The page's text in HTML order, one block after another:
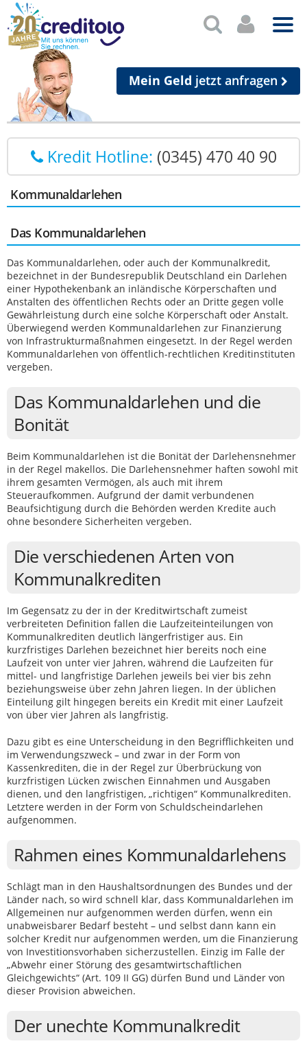
Mein Geld jetzt anfragen
Kredit Hotline: (0345) 470 40 90
Kommunaldarlehen
Das Kommunaldarlehen
Das Kommunaldarlehen, oder auch der Kommunalkredit,
bezeichnet in der Bundesrepublik Deutschland ein Darlehen
einer Hypothekenbank an inländische Körperschaften und
Anstalten des öffentlichen Rechts oder an Dritte gegen volle
Gewährleistung durch eine solche Körperschaft oder Anstalt.
Überwiegend werden Kommunaldarlehen zur Finanzierung
von Infrastrukturmaßnahmen eingesetzt. In der Regel werden
Kommunaldarlehen von öffentlich-rechtlichen Kreditinstituten
vergeben.
Das Kommunaldarlehen und die
Bonität
Beim Kommunaldarlehen ist die Bonität der Darlehensnehmer
in der Regel makellos. Die Darlehensnehmer haften sowohl mit
ihrem gesamten Vermögen, als auch mit ihrem
Steueraufkommen. Aufgrund der damit verbundenen
Beaufsichtigung durch die Behörden werden Kredite auch
ohne besondere Sicherheiten vergeben.
Die verschiedenen Arten von
Kommunalkrediten
Im Gegensatz zu der in der Kreditwirtschaft zumeist
verbreiteten Definition fallen die Laufzeiteinteilungen von
Kommunalkrediten deutlich längerfristiger aus. Ein
kurzfristiges Darlehen bezeichnet hier bereits noch eine
Laufzeit von unter vier Jahren, während die Laufzeiten für
mittel- und langfristige Darlehen jeweils bei vier bis zehn
beziehungsweise über zehn Jahren liegen. In der üblichen
Einteilung gilt hingegen bereits ein Kredit mit einer Laufzeit
von über vier Jahren als langfristig.
Dazu gibt es eine Unterscheidung in den Begrifflichkeiten und
im Verwendungszweck – und zwar in der Form von
Kassenkrediten, die in der Regel zur Überbrückung von
kurzfristigen Lücken zwischen Einnahmen und Ausgaben
dienen, und den langfristigen, „richtigen“ Kommunalkrediten.
Letztere werden in der Form von Schuldscheindarlehen
aufgenommen.
Rahmen eines Kommunaldarlehens
Schlägt man in den Haushaltsordnungen des Bundes und der
Länder nach, so wird schnell klar, dass Kommunaldarlehen im
Allgemeinen nur aufgenommen werden dürfen, wenn ein
unabweisbarer Bedarf besteht – und selbst dann kann ein
solcher Kredit nur aufgenommen werden, um die Finanzierung
von Investitionsvorhaben sicherzustellen. Einzig im Falle der
„Abwehr einer Störung des gesamtwirtschaftlichen
Gleichgewichts“ (Art. 109 II GG) dürfen Bund und Länder von
dieser Provision abweichen.
Der unechte Kommunalkredit